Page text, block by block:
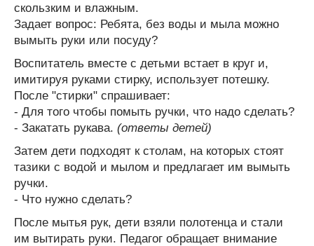
скользким и влажным.
Задает вопрос: Ребята, без воды и мыла можно
вымыть руки или посуду?
Воспитатель вместе с детьми встает в круг и,
имитируя руками стирку, использует потешку.
После "стирки" спрашивает:
- Для того чтобы помыть ручки, что надо сделать?
- Закатать рукава. (ответы детей)
Затем дети подходят к столам, на которых стоят
тазики с водой и мылом и предлагает им вымыть
ручки.
- Что нужно сделать?
После мытья рук, дети взяли полотенца и стали
им вытирать руки. Педагог обращает внимание